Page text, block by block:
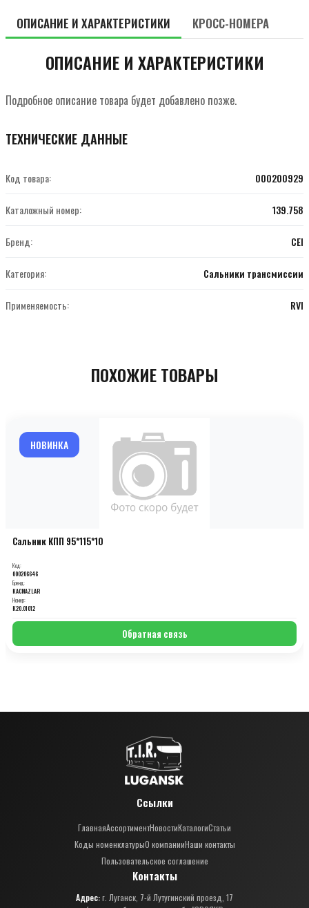
ОПИСАНИЕ И ХАРАКТЕРИСТИКИ КРОСС-НОМЕРА
ОПИСАНИЕ И ХАРАКТЕРИСТИКИ
Подробное описание товара будет добавлено позже.
ТЕХНИЧЕСКИЕ ДАННЫЕ
Код товара: 000200929
Каталожный номер: 139.758
Бренд: CEI
Категория: Сальники трансмиссии
Применяемость: RVI
ПОХОЖИЕ ТОВАРЫ
НОВИНКА
Сальник КПП 95*115*10
Код:
000206646
Бренд:
KACMAZLAR
Номер:
K20.01012
Обратная связь
Ссылки
ГлавнаяАссортиментНовостиКаталогиСтатьи
Коды номенклатурыО компанииНаши контакты
Пользовательское соглашение
Контакты
Адрес:г. Луганск, 7-й Лутугинский проезд, 17